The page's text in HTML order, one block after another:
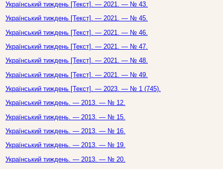
Український тиждень [Текст]. — 2021. — № 43.
Український тиждень [Текст]. — 2021. — № 45.
Український тиждень [Текст]. — 2021. — № 46.
Український тиждень [Текст]. — 2021. — № 47.
Український тиждень [Текст]. — 2021. — № 48.
Український тиждень [Текст]. — 2021. — № 49.
Український тиждень [Текст]. — 2023. — № 1 (745).
Український тиждень. — 2013. — № 12.
Український тиждень. — 2013. — № 15.
Український тиждень. — 2013. — № 16.
Український тиждень. — 2013. — № 19.
Український тиждень. — 2013. — № 20.